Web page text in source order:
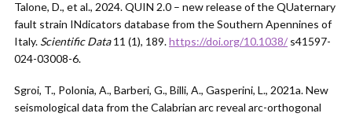
Talone, D., et al., 2024. QUIN 2.0 – new release of the QUaternary
fault strain INdicators database from the Southern Apennines of
Italy. Scientific Data11 (1), 189.https://doi.org/10.1038/ s41597-
024-03008-6.
Sgroi, T., Polonia, A., Barberi, G., Billi, A., Gasperini, L., 2021a. New
seismological data from the Calabrian arc reveal arc-orthogonal